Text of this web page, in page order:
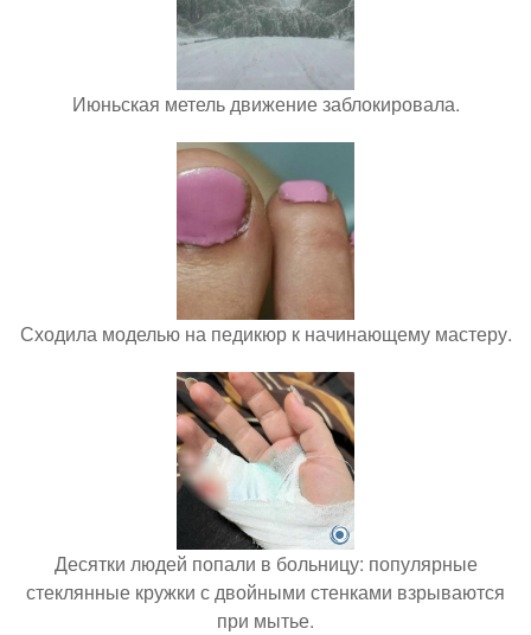
Июньская метель движение заблокировала.
Сходила моделью на педикюр к начинающему мастеру.
Десятки людей попали в больницу: популярные
стеклянные кружки с двойными стенками взрываются
при мытье.